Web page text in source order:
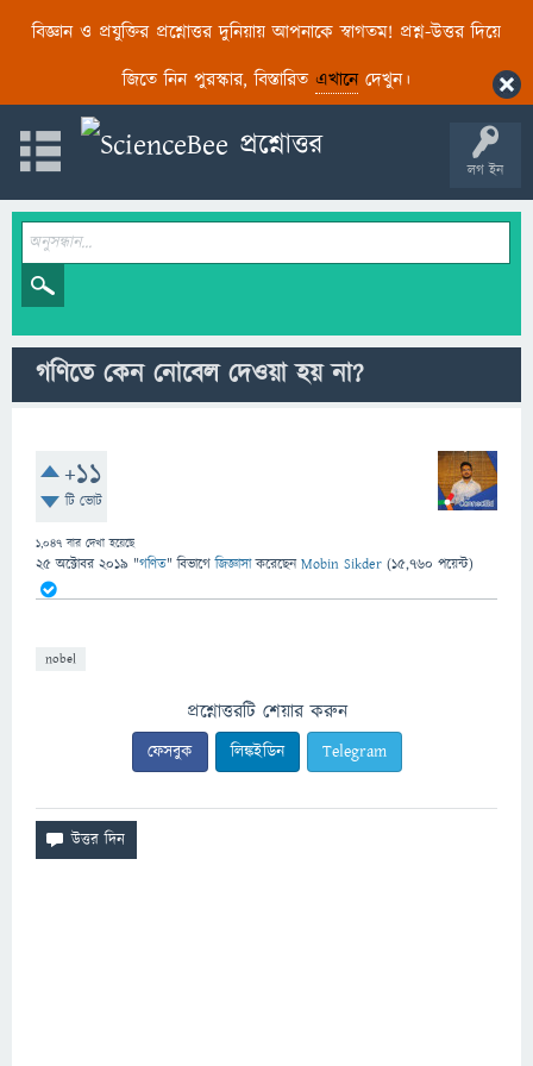
বিজ্ঞান ও প্রযুক্তির প্রশ্নোত্তর দুনিয়ায় আপনাকে স্বাগতম! প্রশ্ন-উত্তর দিয়ে
জিতে নিন পুরস্কার, বিস্তারিত এখানেদেখুন।
লগ ইন
গণিতে কেন নোবেল দেওয়া হয় না?
+11
টি ভোট
1,047 বার দেখা হয়েছে
25 অক্টোবর 2019 "গণিত" বিভাগে জিজ্ঞাসাকরেছেনMobin Sikder (15,760 পয়েন্ট)
nobel
প্রশ্নোত্তরটি শেয়ার করুন
ফেসবুক লিঙ্কইডিন Telegram